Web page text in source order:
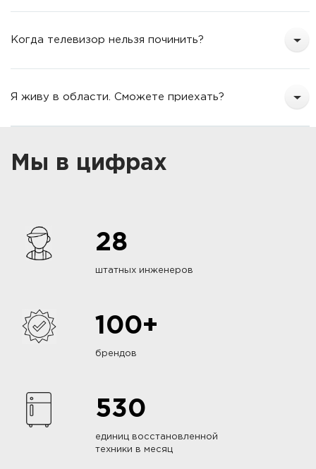
Когда телевизор нельзя починить?
Я живу в области. Сможете приехать?
Мы в цифрах
28
штатных инженеров
100+
брендов
530
единиц восстановленной
техники в месяц